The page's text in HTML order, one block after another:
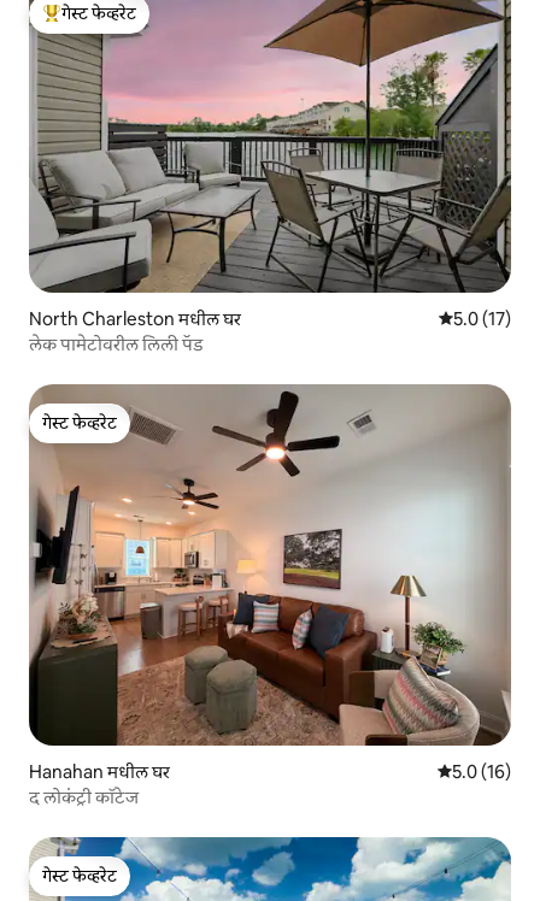
टॉप गेस्ट फेव्हरेट
गेस्ट फेव्हरेट
North Charleston मधील घर 5 पैकी 5.0
5.0 (17)
लेक पामेटोवरील लिली पॅड
गेस्ट फेव्हरेट
गेस्ट फेव्हरेट
Hanahan मधील घर 5 पैकी 5.0
5.0 (16)
द लोकंट्री कॉटेज
गेस्ट फेव्हरेट
गेस्ट फेव्हरेट